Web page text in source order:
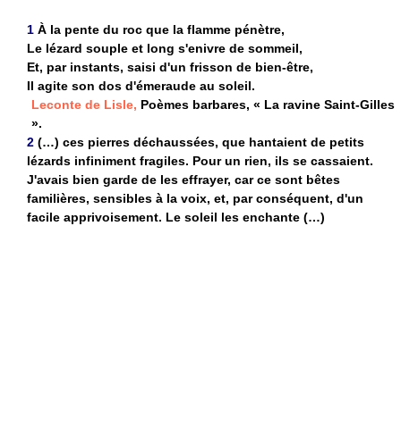
1 À la pente du roc que la flamme pénètre,
Le lézard souple et long s'enivre de sommeil,
Et, par instants, saisi d'un frisson de bien-être,
Il agite son dos d'émeraude au soleil.
Leconte de Lisle, Poèmes barbares, « La ravine Saint-Gilles
».
2 (…) ces pierres déchaussées, que hantaient de petits
lézards infiniment fragiles. Pour un rien, ils se cassaient.
J'avais bien garde de les effrayer, car ce sont bêtes
familières, sensibles à la voix, et, par conséquent, d'un
facile apprivoisement. Le soleil les enchante (…)